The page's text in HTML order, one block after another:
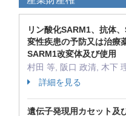
リン酸化SARM1、抗体
変性疾患の予防又は治療
SARM1改変体及び使用
村田 等, 阪口 政清, 木下
詳細を見る
遺伝子発現用カセット及